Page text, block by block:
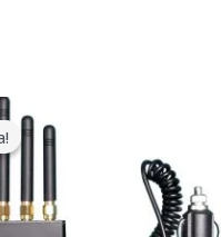
El
precio
original